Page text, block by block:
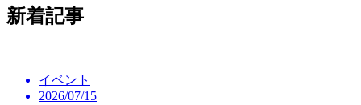
新着記事
イベント
2026/07/15